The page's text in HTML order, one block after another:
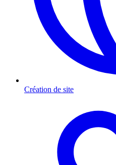
Création de site